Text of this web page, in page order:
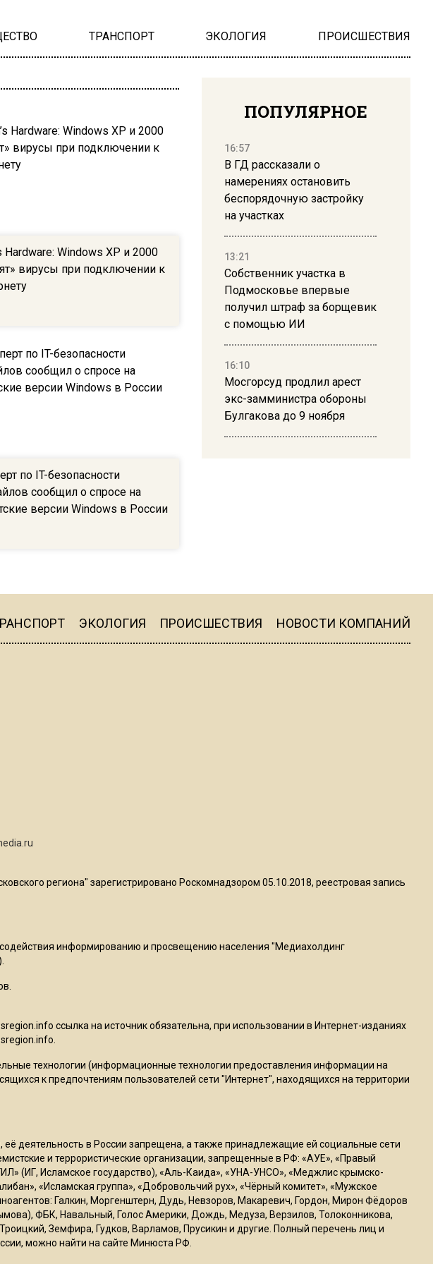
ТРАНСПОРТ ЭКОЛОГИЯ ПРОИСШЕСТВИЯ
Hardware: Windows XP и 2000
вирусы при подключении к
по IT-безопасности
сообщил о спросе на
версии Windows в России
ПОПУЛЯРНОЕ
16:57
В ГД рассказали о
намерениях остановить
беспорядочную застройку
на участках
13:21
Собственник участка в
Подмосковье впервые
получил штраф за борщевик
с помощью ИИ
16:10
Мосгорсуд продлил арест
экс-замминистра обороны
Булгакова до 9 ноября
В Москве 2 августа
ограничат движение на
пиццы валяются на полу
причину банкротства
13:27
20:56
Сотрудники хлебозавода в
Балашихе массово
увольняются из-за жары в
ЭКОЛОГИЯ ПРОИСШЕСТВИЯ НОВОСТИ КОМПАНИЙ
региона" зарегистрировано Роскомнадзором 05.10.2018, реестровая запись
информированию и просвещению населения "Медиахолдинг
ссылка на источник обязательна, при использовании в Интернет-изданиях
технологии (информационные технологии предоставления информации на
к предпочтениям пользователей сети "Интернет", находящихся на территории
деятельность в России запрещена, а также принадлежащие ей социальные сети
и террористические организации, запрещенные в РФ: «АУЕ», «Правый
(ИГ, Исламское государство), «Аль-Каида», «УНА-УНСО», «Меджлис крымско-
«Исламская группа», «Добровольчий рух», «Чёрный комитет», «Мужское
Галкин, Моргенштерн, Дудь, Невзоров, Макаревич, Гордон, Мирон Фёдоров
ФБК, Навальный, Голос Америки, Дождь, Медуза, Верзилов, Толоконникова,
Земфира, Гудков, Варламов, Прусикин и другие. Полный перечень лиц и
можно найти на сайте Минюста РФ.